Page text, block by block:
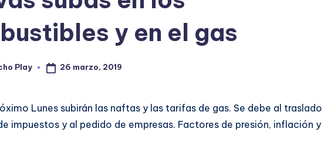
o
a
y
y en el gas
Play 26 marzo, 2019
Lunes subirán las naftas y las tarifas de gas. Se debe al traslado
impuestos y al pedido de empresas. Factores de presión, inflación y